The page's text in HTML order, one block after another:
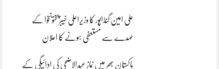
علی امین گنڈاپور کا وزیراعلیٰ خیبرپختونخوا کے
عہدے سے مستعفی ہونے کا اعلان
پاکستان بھر میں نمازِ عیدالاضحی کی ادائیگی کے